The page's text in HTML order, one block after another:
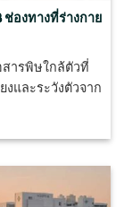
ช่องทางที่ร่างกาย
ารพิษใกล้ตัวที่
และระวังตัวจาก